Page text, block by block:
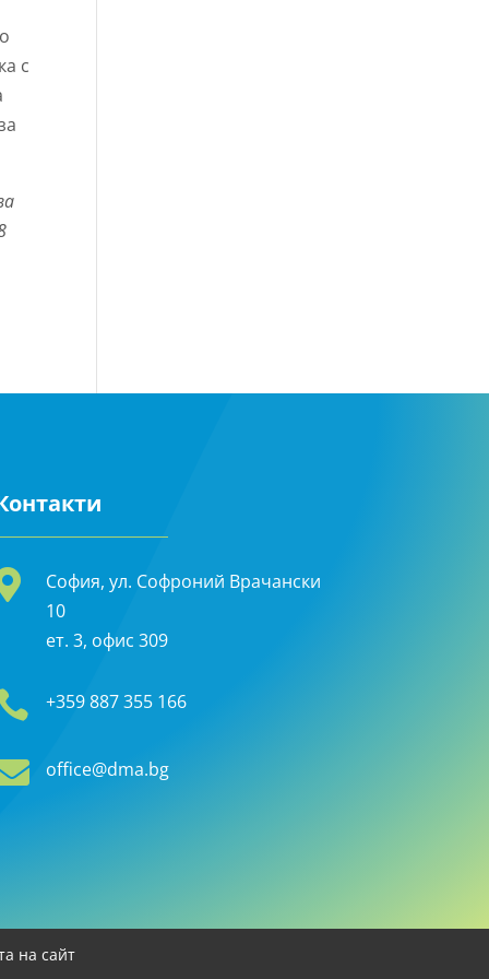
с
София, ул. Софроний Врачански
10
ет. 3, офис 309
+359 887 355 166
office@dma.bg
на сайт